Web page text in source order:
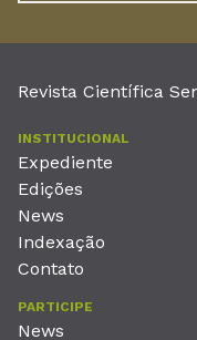
Revista Científica
INSTITUCIONAL
Expediente
Edições
News
Indexação
Contato
PARTICIPE
News